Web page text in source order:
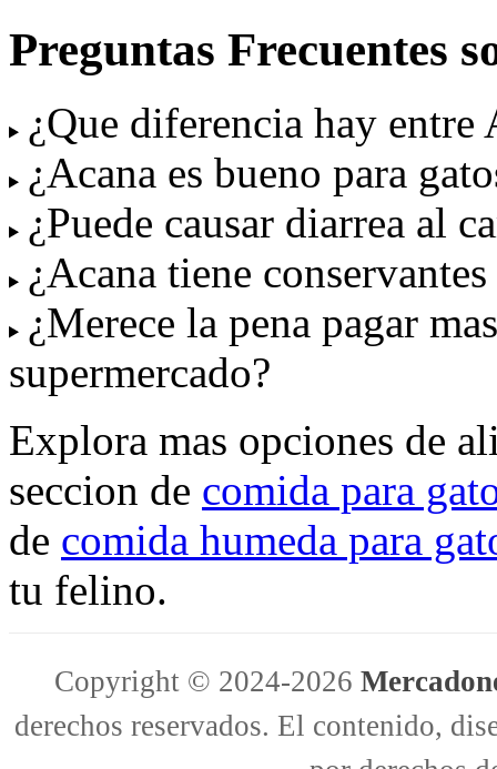
Preguntas Frecuentes
¿Que diferencia hay entre
¿Acana es bueno para
¿Puede causar diarrea al
¿Acana tiene
¿Merece la pena pagar
supermercado?
Explora mas opciones de
seccion de comida para
de comida humeda para
tu felino.
Copyright © 2024-2026
derechos reservados. El contenido,